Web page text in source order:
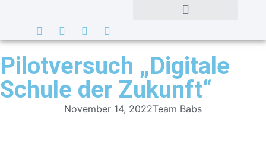
Pilotversuch „Digitale
Schule der Zukunft“
November 14, 2022Team Babs